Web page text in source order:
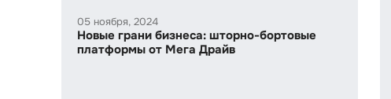
05 ноября, 2024
Новые грани бизнеса: шторно-бортовые
платформы от Мега Драйв